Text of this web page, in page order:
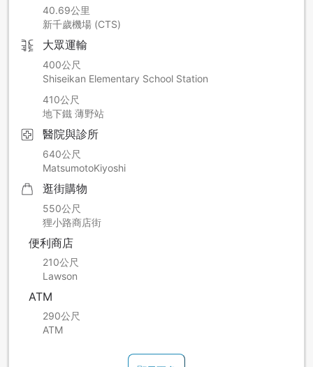
40.69公里
新千歲機場 (CTS)
大眾運輸
400公尺
Shiseikan Elementary School Station
410公尺
地下鐵 薄野站
醫院與診所
640公尺
MatsumotoKiyoshi
逛街購物
550公尺
狸小路商店街
便利商店
210公尺
Lawson
ATM
290公尺
ATM